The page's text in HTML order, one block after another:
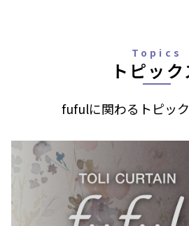
Topics
トピック
fufulに関わるトピッ